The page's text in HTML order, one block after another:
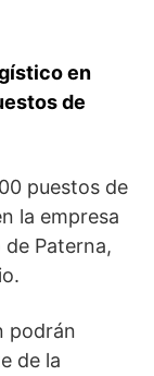
en
de
puestos de
la empresa
Paterna,
podrán
de la